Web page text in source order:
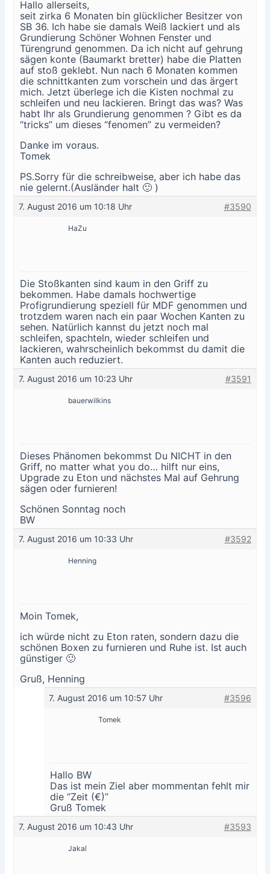
Hallo allerseits,
seit zirka 6 Monaten bin glücklicher Besitzer von
SB 36. Ich habe sie damals Weiß lackiert und als
Grundierung Schöner Wohnen Fenster und
Türengrund genommen. Da ich nicht auf gehrung
sägen konte (Baumarkt bretter) habe die Platten
auf stoß geklebt. Nun nach 6 Monaten kommen
die schnittkanten zum vorschein und das ärgert
mich. Jetzt überlege ich die Kisten nochmal zu
schleifen und neu lackieren. Bringt das was? Was
habt Ihr als Grundierung genommen ? Gibt es da
“tricks” um dieses “fenomen” zu vermeiden?
Danke im voraus.
Tomek
PS.Sorry für die schreibweise, aber ich habe das
nie gelernt.(Ausländer halt 🙂 )
7. August 2016 um 10:18 Uhr #3590
HaZu
Die Stoßkanten sind kaum in den Griff zu
bekommen. Habe damals hochwertige
Profigrundierung speziell für MDF genommen und
trotzdem waren nach ein paar Wochen Kanten zu
sehen. Natürlich kannst du jetzt noch mal
schleifen, spachteln, wieder schleifen und
lackieren, wahrscheinlich bekommst du damit die
Kanten auch reduziert.
7. August 2016 um 10:23 Uhr #3591
bauerwilkins
Dieses Phänomen bekommst Du NICHT in den
Griff, no matter what you do… hilft nur eins,
Upgrade zu Eton und nächstes Mal auf Gehrung
sägen oder furnieren!
Schönen Sonntag noch
BW
7. August 2016 um 10:33 Uhr #3592
Henning
Moin Tomek,
ich würde nicht zu Eton raten, sondern dazu die
schönen Boxen zu furnieren und Ruhe ist. Ist auch
günstiger 🙂
Gruß, Henning
7. August 2016 um 10:57 Uhr #3596
Tomek
Hallo BW
Das ist mein Ziel aber mommentan fehlt mir
die “Zeit (€)”
Gruß Tomek
7. August 2016 um 10:43 Uhr #3593
Jakal